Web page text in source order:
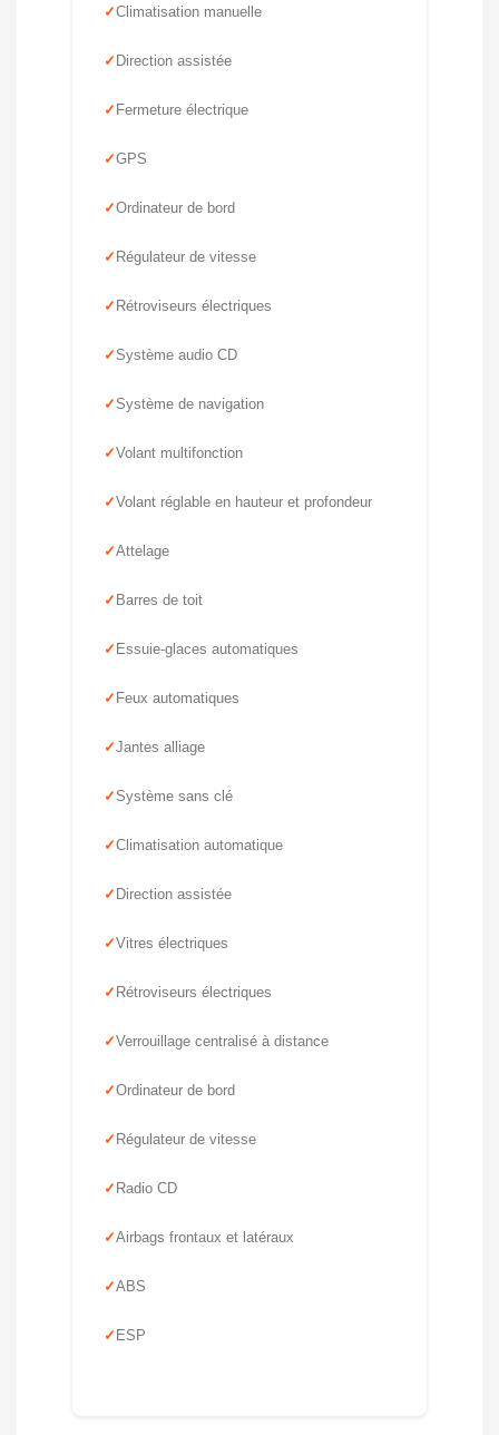
Climatisation manuelle
Direction assistée
Fermeture électrique
GPS
Ordinateur de bord
Régulateur de vitesse
Rétroviseurs électriques
Système audio CD
Système de navigation
Volant multifonction
Volant réglable en hauteur et profondeur
Attelage
Barres de toit
Essuie-glaces automatiques
Feux automatiques
Jantes alliage
Système sans clé
Climatisation automatique
Direction assistée
Vitres électriques
Rétroviseurs électriques
Verrouillage centralisé à distance
Ordinateur de bord
Régulateur de vitesse
Radio CD
Airbags frontaux et latéraux
ABS
ESP